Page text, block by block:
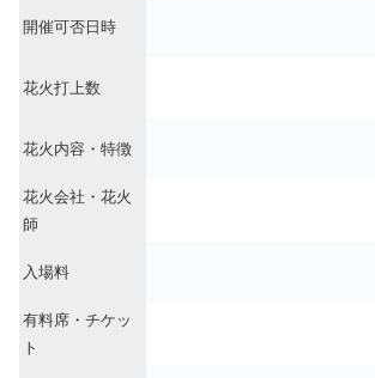
開催可否日時
花火打上数
花火内容・特徴
花火会社・花火
師
入場料
有料席・チケッ
ト